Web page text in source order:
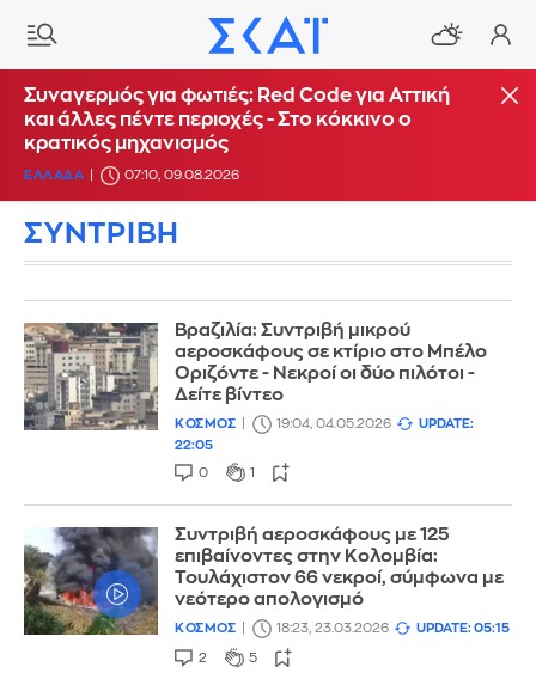
Συναγερμός για φωτιές: Red Code για Αττική
και άλλες πέντε περιοχές - Στο κόκκινο ο
κρατικός μηχανισμός
ΕΛΛΑΔΑ 07:10, 09.08.2026
ΣΥΝΤΡΙΒΗ
Βραζιλία: Συντριβή μικρού
αεροσκάφους σε κτίριο στο Μπέλο
Οριζόντε - Νεκροί οι δύο πιλότοι -
Δείτε βίντεο
ΚΟΣΜΟΣ 19:04, 04.05.2026
UPDATE:
22:05
0 1
Συντριβή αεροσκάφους με 125
επιβαίνοντες στην Κολομβία:
Τουλάχιστον 66 νεκροί, σύμφωνα με
νεότερο απολογισμό
ΚΟΣΜΟΣ 18:23, 23.03.2026 UPDATE: 05:15
2 5